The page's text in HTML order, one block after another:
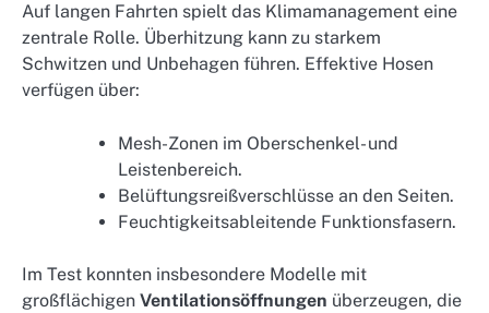
Auf langen Fahrten spielt das Klimamanagement eine
zentrale Rolle. Überhitzung kann zu starkem
Schwitzen und Unbehagen führen. Effektive Hosen
verfügen über:
Mesh-Zonen im Oberschenkel- und
Leistenbereich.
Belüftungsreißverschlüsse an den Seiten.
Feuchtigkeitsableitende Funktionsfasern.
Im Test konnten insbesondere Modelle mit
großflächigen Ventilationsöffnungen überzeugen, die